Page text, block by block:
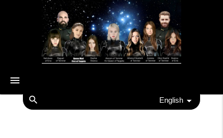
menu
search English